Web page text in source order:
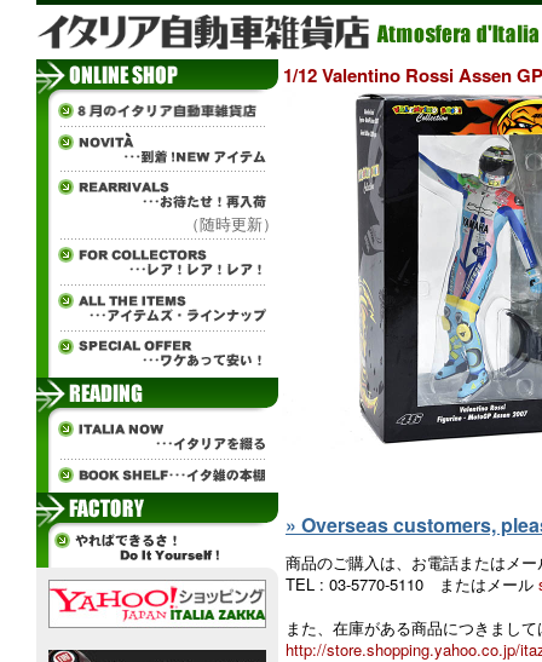
（随時更新）
1/12 Valentino Rossi Assen
» Overseas customers,
商品のご購入は、お電話またはメ
TEL : 03-5770-5110 またはメール
また、在庫がある商品につきまし
http://store.shopping.yahoo.co.jp/